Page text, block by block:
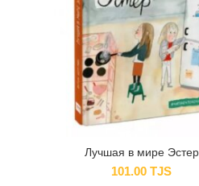
Лучшая в мире Эстер
101.00TJS